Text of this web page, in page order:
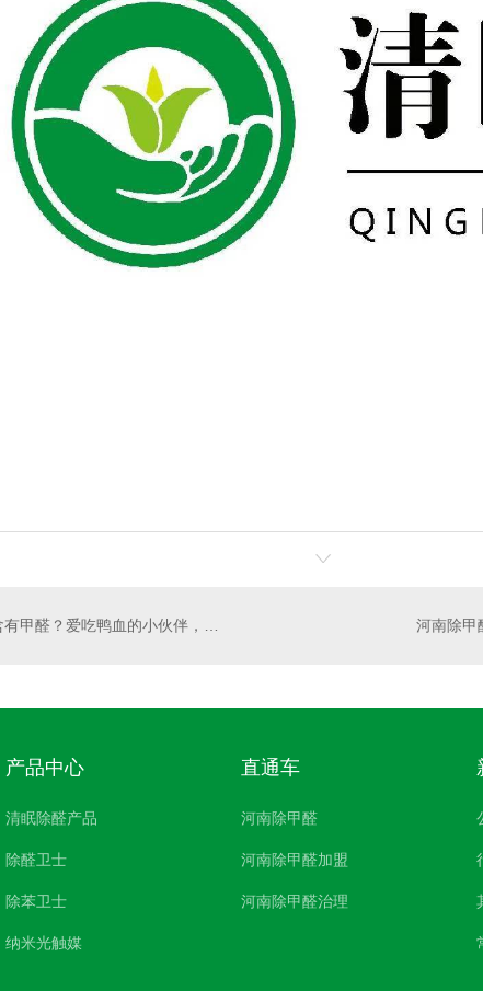
产品中心
清眠除醛产品
除醛卫士
除苯卫士
纳米光触媒
直通车
河南除甲醛
河南除甲醛加盟
河南除甲醛治理